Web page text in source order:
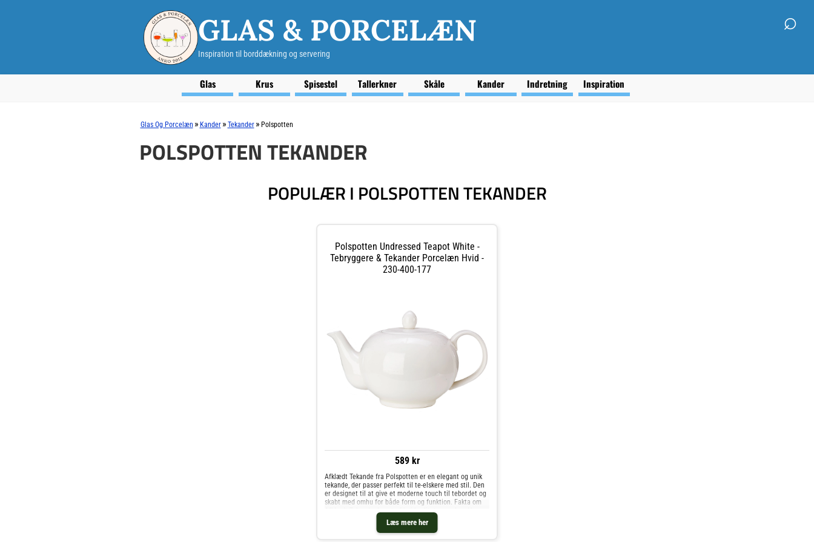
GLAS & PORCELÆN
Inspiration til borddækning og servering
⌕
Glas Krus Spisestel Tallerkner Skåle Kander Indretning Inspiration
Glas Og Porcelæn » Kander » Tekander » Polspotten
POLSPOTTEN TEKANDER
POPULÆR I POLSPOTTEN TEKANDER
Polspotten Undressed Teapot White -
Tebryggere & Tekander Porcelæn Hvid -
230-400-177
589 kr
Læs mere her
Afklædt Tekande fra Polspotten er en elegant og unik
tekande, der passer perfekt til te-elskere med stil. Den
er designet til at give et moderne touch til tebordet og
skabt med omhu for både form og funktion. Fakta om
Afklædt Tekande: Lavet af høj kvalitet porcelæn Har en
stilfuld og afklaret design Udstyret med silikone
håndtag for nem håndtering Rummer op til 1 liter te
Afklædt Tekande er perfekt til den designbevidste